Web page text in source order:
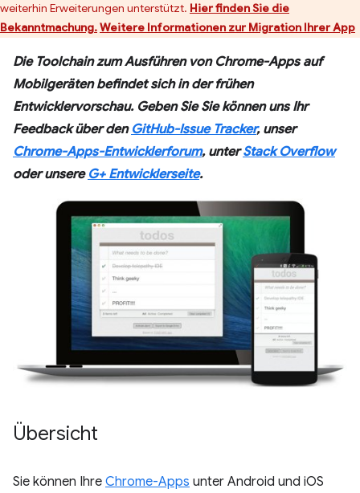
weiterhin Erweiterungen unterstützt. Hier finden Sie die
Bekanntmachung.Weitere Informationen zur Migration Ihrer App
Die Toolchain zum Ausführen von Chrome-Apps auf
Mobilgeräten befindet sich in der frühen
Entwicklervorschau. Geben Sie Sie können uns Ihr
Feedback über den GitHub-Issue Tracker, unser
Chrome-Apps-Entwicklerforum, unterStack Overflow
oder unsere G+ Entwicklerseite.
Übersicht
Sie können Ihre Chrome-Apps unter Android und iOS